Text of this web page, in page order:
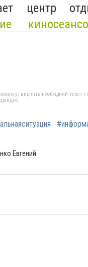
центр
виділіть необхідний текст
Евгений